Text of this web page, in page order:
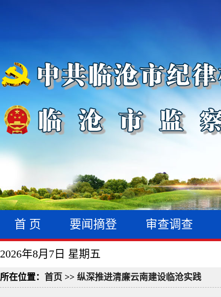
首 页 要闻摘登 审查调查
2026年8月7日 星期五
所在位置： 首页 >> 纵深推进清廉云南建设临沧实践